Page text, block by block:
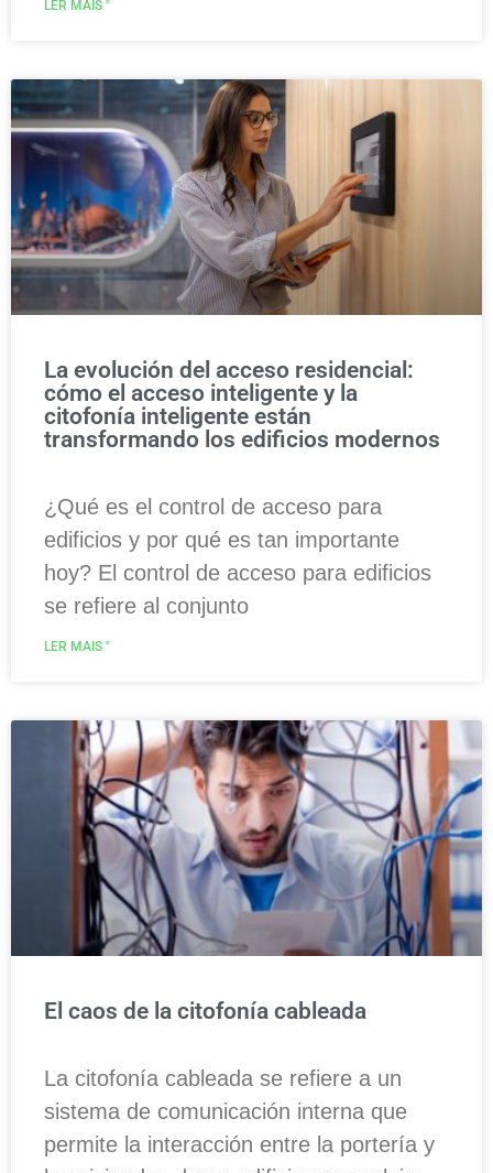
LER MAIS "
La evolución del acceso residencial:
cómo el acceso inteligente y la
citofonía inteligente están
transformando los edificios modernos
¿Qué es el control de acceso para
edificios y por qué es tan importante
hoy? El control de acceso para edificios
se refiere al conjunto
LER MAIS "
El caos de la citofonía cableada
La citofonía cableada se refiere a un
sistema de comunicación interna que
permite la interacción entre la portería y